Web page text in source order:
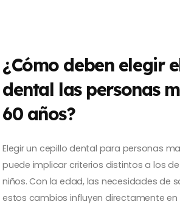
¿Cómo deben elegir
dental las personas
60 años?
Elegir un cepillo dental para personas
puede implicar criterios distintos a los
niños. Con la edad, las necesidades de
estos cambios influyen directamente en